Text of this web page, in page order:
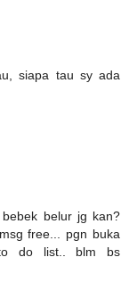
siapa tau sy ada
belur jg kan?
free... pgn buka
do list.. blm bs